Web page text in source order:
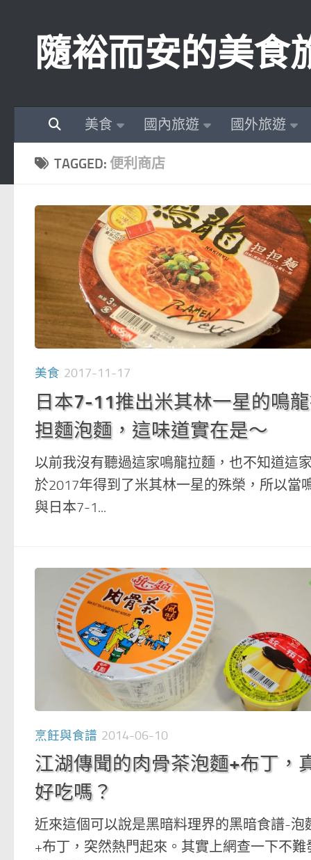
隨裕而安的美食
美食 國內旅遊 國外旅遊
TAGGED: 便利商店
美食 2017-11-17
日本7-11推出米其林一星的鳴
担麵泡麵，這味道實在是～
以前我沒有聽過這家鳴龍拉麵，也不知道這
於2017年得到了米其林一星的殊榮，所以當
與日本7-1...
烹飪與食譜 2014-06-10
江湖傳聞的肉骨茶泡麵+布丁，
好吃嗎？
近來這個可以說是黑暗料理界的黑暗食譜-泡
+布丁，突然熱門起來。其實上網查一下不難